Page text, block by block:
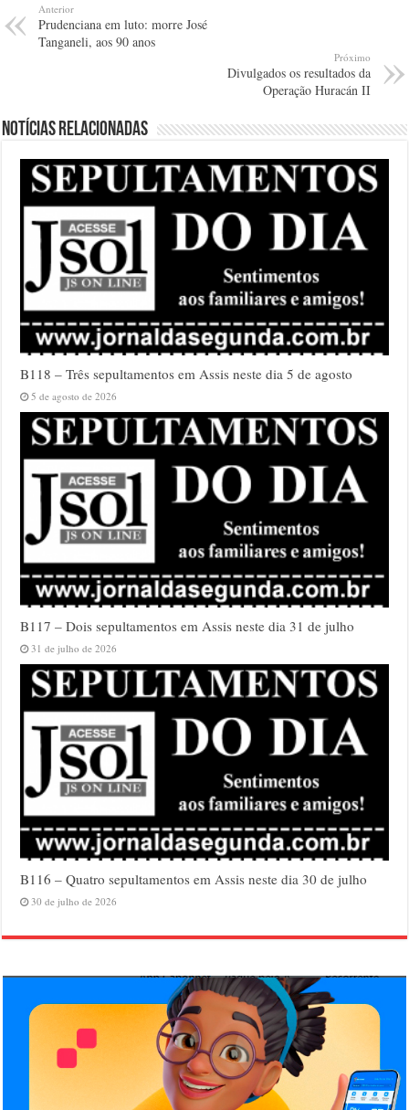
Anterior
Prudenciana em luto: morre José
Tanganeli, aos 90 anos
Próximo
Divulgados os resultados da
Operação Huracán II
Notícias relacionadas
B118 – Três sepultamentos em Assis neste dia 5 de agosto
5 de agosto de 2026
B117 – Dois sepultamentos em Assis neste dia 31 de julho
31 de julho de 2026
B116 – Quatro sepultamentos em Assis neste dia 30 de julho
30 de julho de 2026